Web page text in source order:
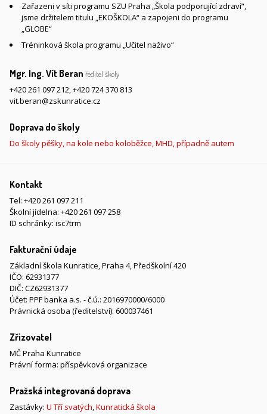
Zařazeni v síti programu SZU Praha „Škola podporující zdraví“,
jsme držitelem titulu „EKOŠKOLA“ a zapojeni do programu
„GLOBE“
Tréninková škola programu „Učitel naživo“
Mgr. Ing. Vít Beran ředitel školy
+420 261 097 212,+420 724 370 813
vit.beran@zskunratice.cz
Doprava do školy
Do školy pěšky, na kole nebo koloběžce, MHD, případně autem
Kontakt
Tel: +420 261 097 211
Školní jídelna: +420 261 097 258
ID schránky: isc7trm
Fakturační údaje
Základní škola Kunratice, Praha 4, Předškolní 420
IČO: 62931377
DIČ: CZ62931377
Účet: PPF banka a.s. - č.ú.: 2016970000/6000
Právnická osoba (ředitelství): 600037461
Zřizovatel
MČ Praha Kunratice
Právní forma: příspěvková organizace
Pražská integrovaná doprava
Zastávky: U Tří svatých,Kunratická škola